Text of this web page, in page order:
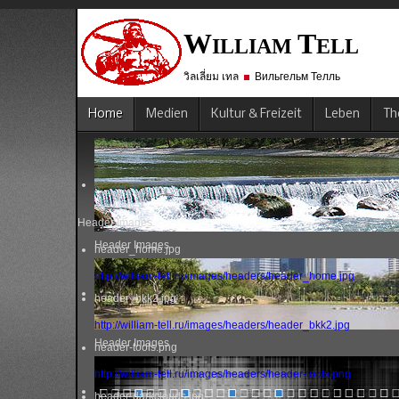
WILLIAM TELL
วิลเลี่ยม เทล Вильгельм Телль
Home Medien Kultur & Freizeit Leben
Header Images
Header Images
Header Images
header_home.jpg
http://william-tell.ru/images/headers/header_home.jpg
header_bkk2.jpg
http://william-tell.ru/images/headers/header_bkk2.jpg
header-tools.png
http://william-tell.ru/images/headers/header-tools.png
header-darkclouds.jpg